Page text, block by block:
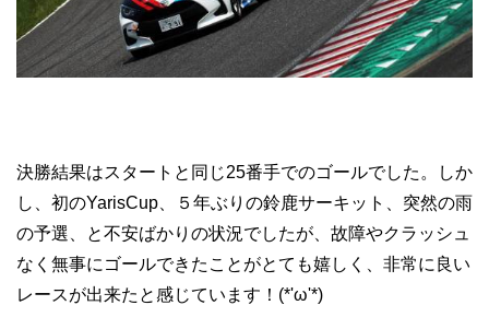
決勝結果はスタートと同じ25番手でのゴールでした。しか
し、初のYarisCup、５年ぶりの鈴鹿サーキット、突然の雨
の予選、と不安ばかりの状況でしたが、故障やクラッシュ
なく無事にゴールできたことがとても嬉しく、非常に良い
レースが出来たと感じています！(*'ω'*)